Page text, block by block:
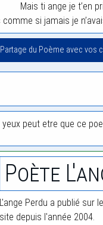
Mais ti ange je t’en
comme si jamais je
Partage du Poème avec vos
peut etre que ce
Poète
L'ange Perdu a publié sur
site depuis l'année 2004.